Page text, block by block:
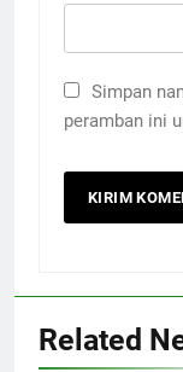
Simpan
peramban ini
Related